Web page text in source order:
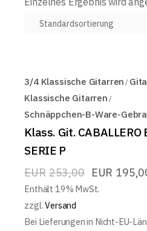
3/4 Klassische Gitarren
Klassische Gitarren
Schnäppchen-B-Ware-
Klass. Git. CABALLERO
SERIE P
EUR 253,00 EUR
Enthält 19% MwSt.
zzgl.Versand
Bei Lieferungen in Nicht-EU-